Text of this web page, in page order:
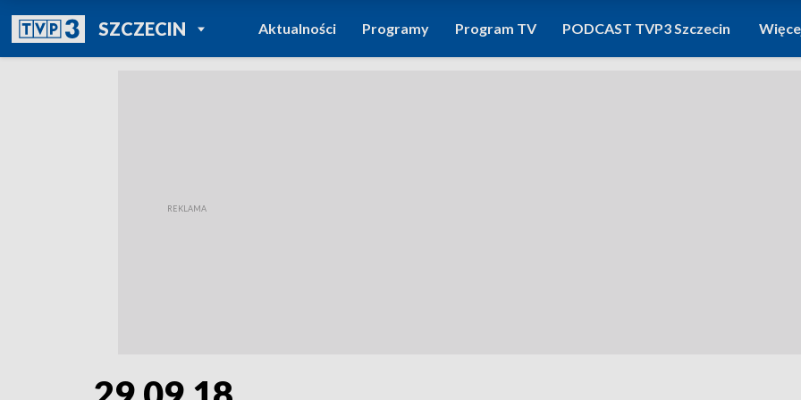
SZCZECINPOWRÓT DO
TVP REGIONY
Aktualności Programy Program TV PODCAST TVP3 Szczecin